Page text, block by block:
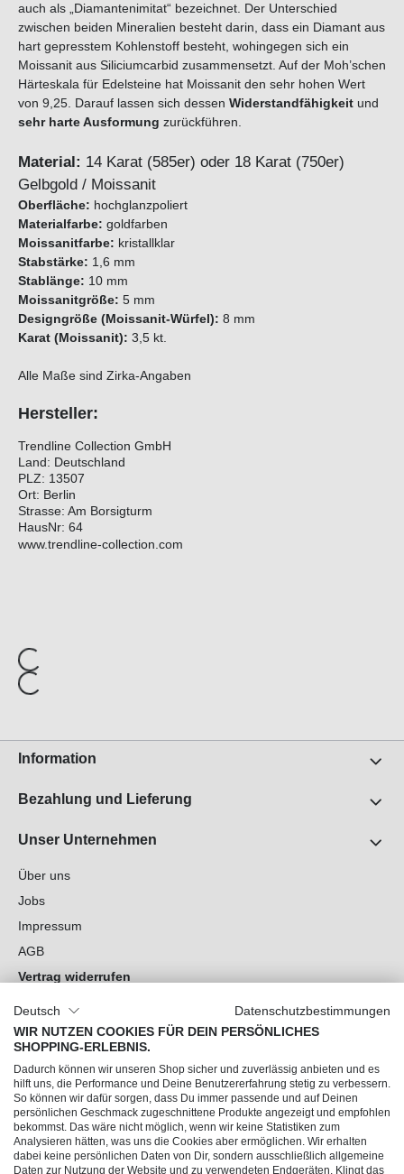
auch als „Diamantenimitat“ bezeichnet. Der Unterschied
zwischen beiden Mineralien besteht darin, dass ein Diamant aus
hart gepresstem Kohlenstoff besteht, wohingegen sich ein
Moissanit aus Siliciumcarbid zusammensetzt. Auf der Moh’schen
Härteskala für Edelsteine hat Moissanit den sehr hohen Wert
von 9,25. Darauf lassen sich dessen Widerstandfähigkeit und
sehr harte Ausformung zurückführen.
Material: 14 Karat (585er) oder 18 Karat (750er)
Gelbgold / Moissanit
Oberfläche: hochglanzpoliert
Materialfarbe: goldfarben
Moissanitfarbe: kristallklar
Stabstärke: 1,6 mm
Stablänge: 10 mm
Moissanitgröße: 5 mm
Designgröße (Moissanit-Würfel): 8 mm
Karat (Moissanit): 3,5 kt.
Alle Maße sind Zirka-Angaben
Hersteller:
Trendline Collection GmbH
Land: Deutschland
PLZ: 13507
Ort: Berlin
Strasse: Am Borsigturm
HausNr: 64
www.trendline-collection.com
Information
Bezahlung und Lieferung
Unser Unternehmen
Über uns
Jobs
Impressum
AGB
Vertrag widerrufen
Cookie-Einstellungen
Du hast Fragen?
Unsere Socials
Deutsch
Datenschutzbestimmungen
WIR NUTZEN COOKIES FÜR DEIN PERSÖNLICHES
SHOPPING-ERLEBNIS.
Dadurch können wir unseren Shop sicher und zuverlässig anbieten und es
hilft uns, die Performance und Deine Benutzererfahrung stetig zu verbessern.
So können wir dafür sorgen, dass Du immer passende und auf Deinen
persönlichen Geschmack zugeschnittene Produkte angezeigt und empfohlen
bekommst. Das wäre nicht möglich, wenn wir keine Statistiken zum
Analysieren hätten, was uns die Cookies aber ermöglichen. Wir erhalten
dabei keine persönlichen Daten von Dir, sondern ausschließlich allgemeine
Daten zur Nutzung der Website und zu verwendeten Endgeräten. Klingt das